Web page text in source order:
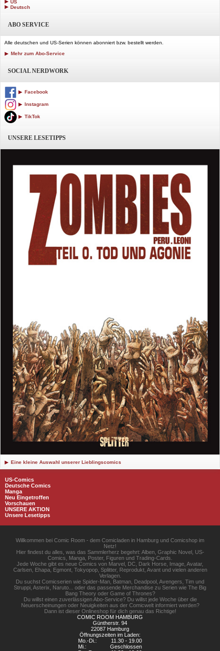
US
Deutsch
ABO SERVICE
Alle deutschen und US-Serien können abonniert bzw. bestellt werden.
Mehr zum Abo-Service
SOCIAL NERDWORK
Facebook
Instagram
TikTok
UNSERE LESETIPPS
Eine kleine Auswahl unserer Lieblingscomics
US-Comics
Deutsche Comics
Manga
Neu Eingetroffen
Vorschauen
UNSERE AKTION
Unsere Lesetipps
Willkommen bei Comic Room - dem Comicladen in Hamburg und Comicshop im
Netz!
Hier findest du alles, was das Sammlerherz begehrt: Alben, Graphic Novel, US-
Comics, Manga, Poster, Figuren und Trading-Cards.
Jede Woche gibt es neue Comics von Marvel, DC, Dark Horse, Image, Avatar,
Carlsen, Ehapa, Egmont, Tokyopop, Splitter, Reprodukt, Avant und vielen anderen
Verlagen.
Du suchst Comicserien wie Spider-Man, Batman, Deadpool, Avengers, Tim und
Struppi, Asterix, Naruto... oder das passende Merchandise zu Serien wie The Big
Bang Theory oder Game of Thrones?
Du willst einen zuverlässigen Abo-Service? Du willst jede Woche über die
Neuerscheinungen oder Neuigkeiten aus der Comicwelt informiert werden?
Dann ist dieser Onlineshop für dich genau das Richtige!
COMIC ROOM HAMBURG
Güntherstr. 94
22087 Hamburg
Öffnungszeiten im Laden:
Mo.-Di.:
11.30 - 19.00
Mi.:
Geschlossen